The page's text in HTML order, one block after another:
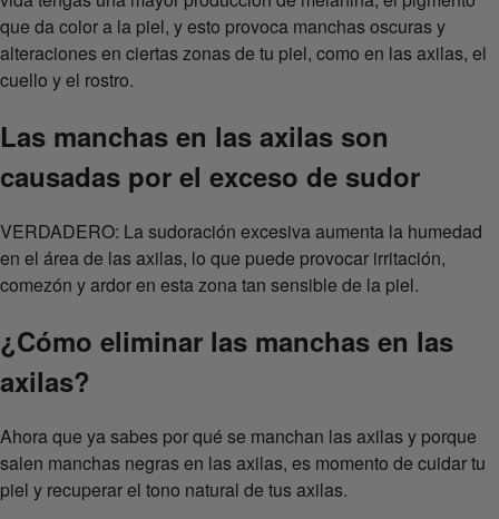
que da color a la piel, y esto provoca manchas oscuras y
alteraciones en ciertas zonas de tu piel, como en las axilas, el
cuello y el rostro.
Las manchas en las axilas son
causadas por el exceso de sudor
VERDADERO: La sudoración excesiva aumenta la humedad
en el área de las axilas, lo que puede provocar irritación,
comezón y ardor en esta zona tan sensible de la piel.
¿Cómo eliminar las manchas en las
axilas?
Ahora que ya sabes por qué se manchan las axilas y porque
salen manchas negras en las axilas, es momento de cuidar tu
piel y recuperar el tono natural de tus axilas.